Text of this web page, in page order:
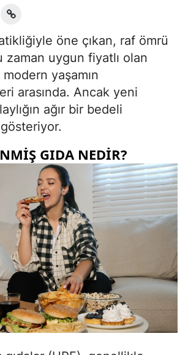
öne çıkan, raf ömrü
zaman uygun fiyatlı olan
yaşamın
arasında. Ancak yeni
ağır bir bedeli
GIDA NEDIR?